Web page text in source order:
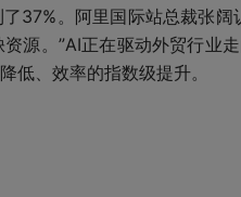
37%。阿里国际站总裁张阔
源。”AI正在驱动外贸行业
低、效率的指数级提升。